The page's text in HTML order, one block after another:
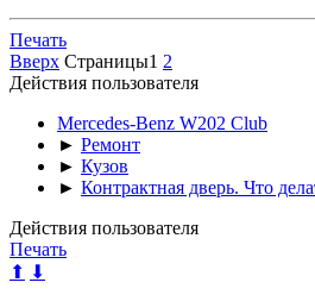
Печать
Вверх Страницы1 2
Действия пользователя
Mercedes-Benz W202 Club
► Ремонт
► Кузов
► Контрактная дверь. Что
Действия пользователя
Печать
⬆ ⬇